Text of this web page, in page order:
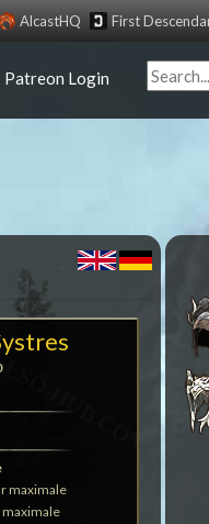
AlcastHQ First
Patreon Login
maximale
maximale